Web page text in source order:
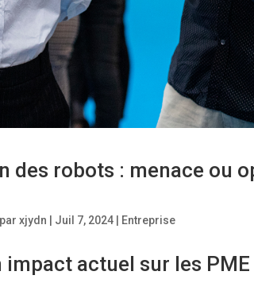
des robots : menace ou
par xjydn Juil 7, 2024 Entreprise
actuel sur les